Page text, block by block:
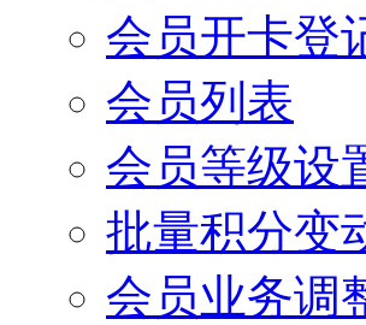
会员开卡登
会员列表
会员等级设
批量积分变
会员业务调